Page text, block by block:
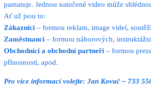
pamatuje. Jednou natočené video může
Ať už jsou to:
Zákazníci – formou reklam, image videí,
Zaměstnanci – formou náborových,
Obchodníci a obchodní partneři – formou
přínosnosti, apod.
Pro více informací volejte: Jan Kovač – 733